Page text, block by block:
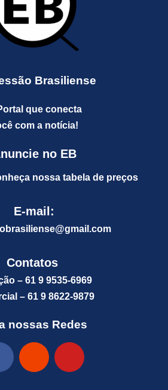
Brasiliense
que conecta
com a notícia!
no EB
nossa tabela de preços
E-mail:
ail.com
Contatos
– 61 9 9535-6969
– 61 9 8622-9879
nossas Redes